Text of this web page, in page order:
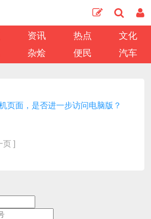
资讯 热点
文化
杂烩 便民 汽车
页面，是否进一步访问电脑版？
页 ]